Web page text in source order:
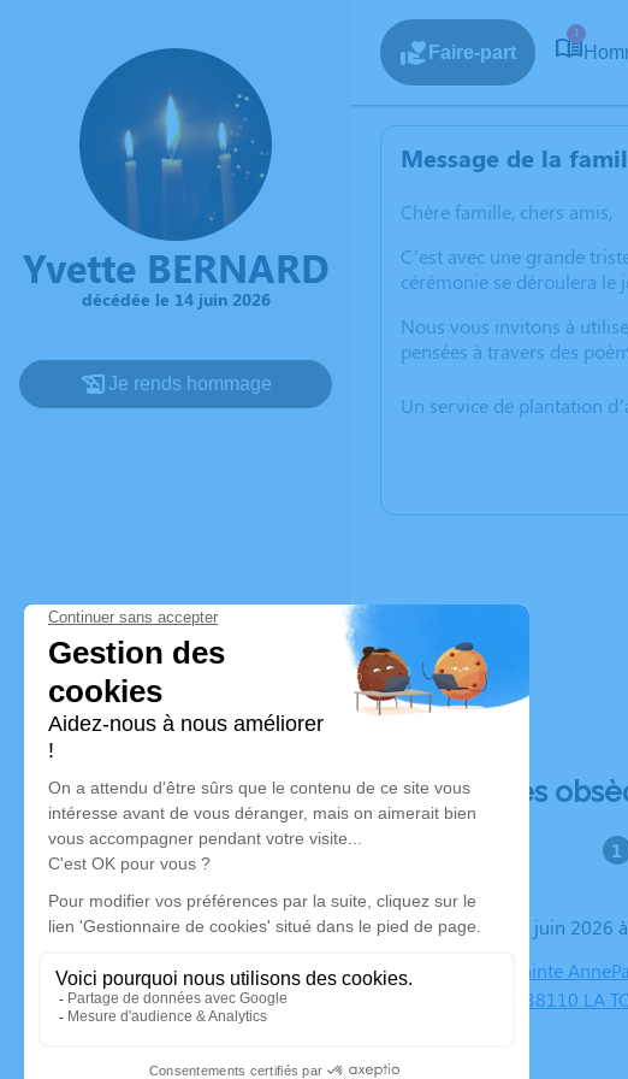
Yvette BERNARD
décédée le 14 juin 2026
Je rends hommage
Faire-part
1
Message de la
Chère famille, chers amis,
C’est avec une grande
cérémonie se déroulera le
Nous vous invitons à
pensées à travers des
Un service de plantation
Déroulé des
Le jeudi 25 juin 2026
Paroisse Sainte
Gambetta 38110 LA